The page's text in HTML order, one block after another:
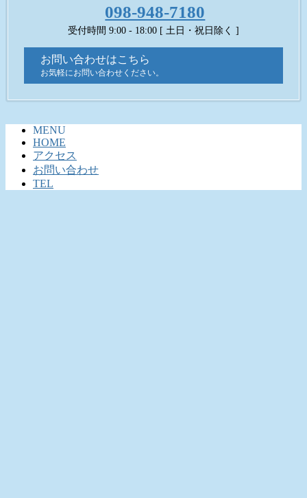
098-948-7180
受付時間 9:00 - 18:00 [ 土日・祝日除く ]
お問い合わせはこちら
お気軽にお問い合わせください。
MENU
HOME
アクセス
お問い合わせ
TEL